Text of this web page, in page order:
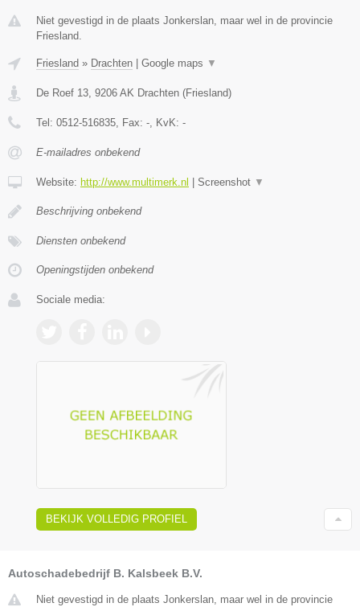
Niet gevestigd in de plaats Jonkerslan, maar wel in de provincie
Friesland.
Friesland » Drachten Google maps ▼
De Roef 13, 9206 AK Drachten (Friesland)
Tel: 0512-516835, Fax: -, KvK: -
E-mailadres onbekend
Website: http://www.multimerk.nl Screenshot ▼
Beschrijving onbekend
Diensten onbekend
Openingstijden onbekend
Sociale media:
BEKIJK VOLLEDIG PROFIEL
Autoschadebedrijf B. Kalsbeek B.V.
Niet gevestigd in de plaats Jonkerslan, maar wel in de provincie